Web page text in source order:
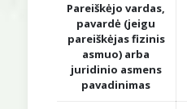
Pareiškėjo vardas,
pavardė (jeigu
pareiškėjas fizinis
asmuo) arba
juridinio asmens
pavadinimas